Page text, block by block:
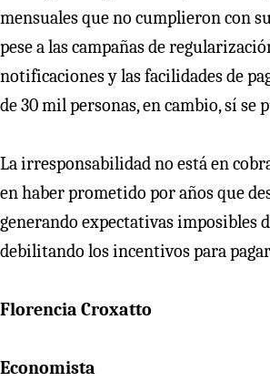
mensuales que no cumplieron con
pese a las campañas de
notificaciones y las facilidades de
de 30 mil personas, en cambio, sí se
La irresponsabilidad no está en
en haber prometido por años que
generando expectativas imposibles
debilitando los incentivos para
Florencia Croxatto
Economista